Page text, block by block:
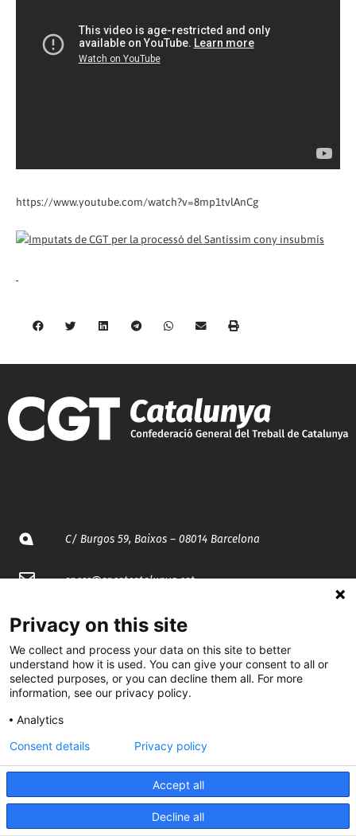
https://www.youtube.com/watch?v=8mp1tvlAnCg
C/ Burgos 59, Baixos – 08014 Barcelona
spccc@spcgtcatalunya.cat
935 120 481
@CGTCatalunya
cgtcatalunya
CGTCatalunya
Desenvolupat per
Privacy on this site
We collect and process your data on this site to better
understand how it is used. You can give your consent to all or
selected purposes, or you can decline them all. For more
information, see our privacy policy.
Analytics
Accept all
Decline all
Consent details Privacy policy